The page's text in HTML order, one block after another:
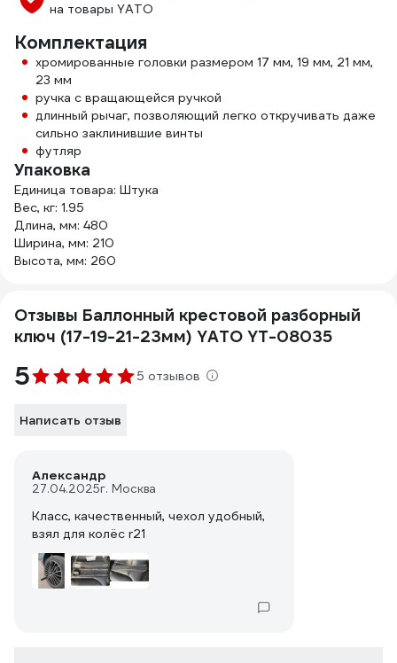
на товары YATO
Комплектация
хромированные головки размером 17 мм, 19 мм, 21 мм,
23 мм
ручка с вращающейся ручкой
длинный рычаг, позволяющий легко откручивать даже
сильно заклинившие винты
футляр
Упаковка
Единица товара: Штука
Вес, кг: 1.95
Длина, мм: 480
Ширина, мм: 210
Высота, мм: 260
Отзывы Баллонный крестовой разборный
ключ (17-19-21-23мм) YATO YT-08035
5 5 отзывов
Написать отзыв
Александр
27.04.2025г. Москва
Класс, качественный, чехол удобный,
взял для колёс r21